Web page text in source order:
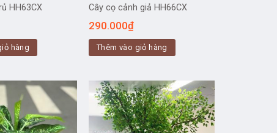
HH63CX
hàng
Cây cọ cảnh giả HH66CX
290.000₫
Thêm vào giỏ hàng